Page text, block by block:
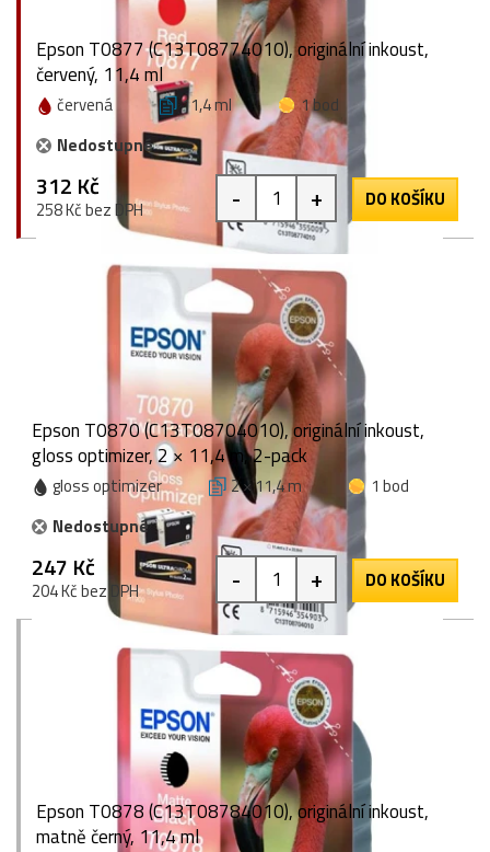
Epson T0877 (C13T08774010), originální inkoust,
červený, 11,4 ml
červená 11,4 ml
1 bod
Nedostupné
312 Kč
258 Kč bez DPH - + DO KOŠÍKU
Epson T0870 (C13T08704010), originální inkoust,
gloss optimizer, 2 × 11,4 m, 2-pack
gloss optimizer 2 × 11,4 m
1 bod
Nedostupné
247 Kč
204 Kč bez DPH - + DO KOŠÍKU
Epson T0878 (C13T08784010), originální inkoust,
matně černý, 11,4 ml